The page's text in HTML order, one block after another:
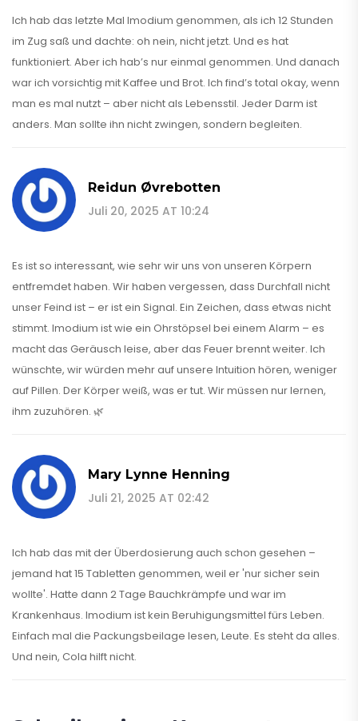
Ich hab das letzte Mal Imodium genommen, als ich 12 Stunden
im Zug saß und dachte: oh nein, nicht jetzt. Und es hat
funktioniert. Aber ich hab’s nur einmal genommen. Und danach
war ich vorsichtig mit Kaffee und Brot. Ich find’s total okay, wenn
man es mal nutzt – aber nicht als Lebensstil. Jeder Darm ist
anders. Man sollte ihn nicht zwingen, sondern begleiten.
Reidun Øvrebotten
Juli 20, 2025 AT 10:24
Es ist so interessant, wie sehr wir uns von unseren Körpern
entfremdet haben. Wir haben vergessen, dass Durchfall nicht
unser Feind ist – er ist ein Signal. Ein Zeichen, dass etwas nicht
stimmt. Imodium ist wie ein Ohrstöpsel bei einem Alarm – es
macht das Geräusch leise, aber das Feuer brennt weiter. Ich
wünschte, wir würden mehr auf unsere Intuition hören, weniger
auf Pillen. Der Körper weiß, was er tut. Wir müssen nur lernen,
ihm zuzuhören. 🌿
Mary Lynne Henning
Juli 21, 2025 AT 02:42
Ich hab das mit der Überdosierung auch schon gesehen –
jemand hat 15 Tabletten genommen, weil er 'nur sicher sein
wollte'. Hatte dann 2 Tage Bauchkrämpfe und war im
Krankenhaus. Imodium ist kein Beruhigungsmittel fürs Leben.
Einfach mal die Packungsbeilage lesen, Leute. Es steht da alles.
Und nein, Cola hilft nicht.